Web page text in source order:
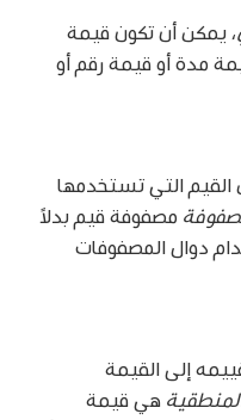
، يمكن أن تكون قيمة
مدة أو قيمة رقم أو
التي تستخدمها
مصفوفة قيم بدلاً
دوال المصفوفات
إلى القيمة
هي قيمة